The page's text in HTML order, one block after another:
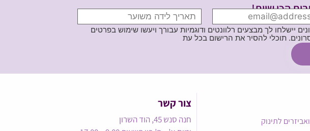
הכי שוות!
יישלחו לך מבצעים רלוונטים ודוגמיות עבורך ויעשו שימוש בפרטים
בכל עת
לתינוק
צור קשר
חנה סנש 45, הוד השרון